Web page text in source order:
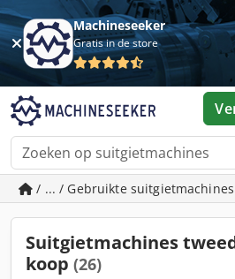
Machineseeker
Gratis in de store
/ ... / Gebruikte suitgietmachines
Suitgietmachines
koop (26)